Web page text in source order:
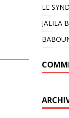
LE
JALILA